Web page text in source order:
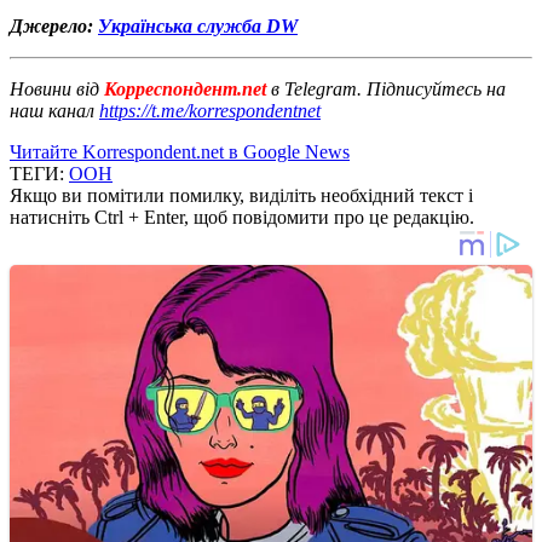
Джерело: Українська служба DW
Новини від Корреспондент.netв Telegram. Підписуйтесь на
наш канал https://t.me/korrespondentnet
Читайте Korrespondent.net в Google News
ТЕГИ: ООН
Якщо ви помітили помилку, виділіть необхідний текст і
натисніть Ctrl + Enter, щоб повідомити про це редакцію.